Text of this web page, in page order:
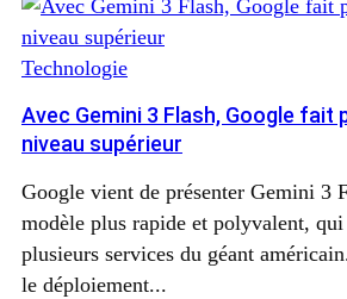
Technologie
Avec Gemini 3 Flash, Google fait
niveau supérieur
Google vient de présenter Gemini 3
modèle plus rapide et polyvalent,
plusieurs services du géant
le déploiement...